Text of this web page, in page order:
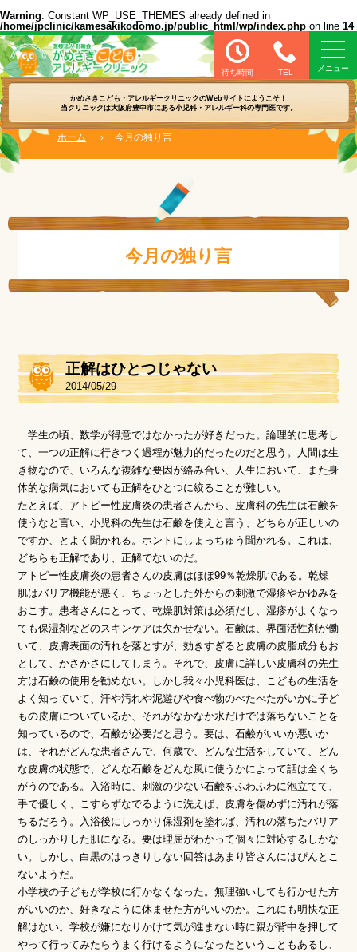
Warning: Constant WP_USE_THEMES already defined in
/home/jpclinic/kamesakikodomo.jp/public_html/wp/index.php on line 14
医療法人 創和会 かめさきこども・アレル
かめさきこども・アレルギークリニックのWebサイトにようこそ！
当クリニックは大阪府豊中市にある小児科・アレルギー科の専門医です。
待ち時間 TEL
ホーム › 今月の独り言
今月の独り言
正解はひとつじゃない
2014/05/29
学生の頃、数学が得意ではなかったが好きだった。論理的に思考し
て、一つの正解に行きつく過程が魅力的だったのだと思う。人間は生
き物なので、いろんな複雑な要因が絡み合い、人生において、また身
体的な病気においても正解をひとつに絞ることが難しい。
たとえば、アトピー性皮膚炎の患者さんから、皮膚科の先生は石鹸を
使うなと言い、小児科の先生は石鹸を使えと言う、どちらが正しいの
ですか、とよく聞かれる。ホントにしょっちゅう聞かれる。これは、
どちらも正解であり、正解でないのだ。
アトピー性皮膚炎の患者さんの皮膚はほぼ99％乾燥肌である。乾燥
肌はバリア機能が悪く、ちょっとした外からの刺激で湿疹やかゆみを
おこす。患者さんにとって、乾燥肌対策は必須だし、湿疹がよくなっ
ても保湿剤などのスキンケアは欠かせない。石鹸は、界面活性剤が働
いて、皮膚表面の汚れを落とすが、効きすぎると皮膚の皮脂成分もお
として、かさかさにしてしまう。それで、皮膚に詳しい皮膚科の先生
方は石鹸の使用を勧めない。しかし我々小児科医は、こどもの生活を
よく知っていて、汗や汚れや泥遊びや食べ物のべたべたがいかに子ど
もの皮膚についているか、それがなかなか水だけでは落ちないことを
知っているので、石鹸が必要だと思う。要は、石鹸がいいか悪いか
は、それがどんな患者さんで、何歳で、どんな生活をしていて、どん
な皮膚の状態で、どんな石鹸をどんな風に使うかによって話は全くち
がうのである。入浴時に、刺激の少ない石鹸をふわふわに泡立てて、
手で優しく、こすらずなでるように洗えば、皮膚を傷めずに汚れが落
ちるだろう。入浴後にしっかり保湿剤を塗れば、汚れの落ちたバリア
のしっかりした肌になる。要は理屈がわかって個々に対応するしかな
い。しかし、白黒のはっきりしない回答はあまり皆さんにはぴんとこ
ないようだ。
小学校の子どもが学校に行かなくなった。無理強いしても行かせた方
がいいのか、好きなように休ませた方がいいのか。これにも明快な正
解はない。学校が嫌になりかけて気が進まない時に親が背中を押して
やって行ってみたらうまく行けるようになったということもあるし、